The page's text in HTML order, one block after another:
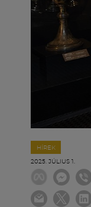
HÍREK
2025. JÚLIUS 1.